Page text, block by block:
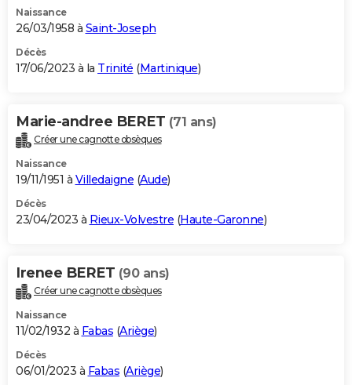
Naissance
26/03/1958 à Saint-Joseph
Décès
17/06/2023 à la Trinité (Martinique)
Marie-andree BERET (71 ans)
Créer une cagnotte obsèques
Naissance
19/11/1951 à Villedaigne (Aude)
Décès
23/04/2023 à Rieux-Volvestre (Haute-Garonne)
Irenee BERET (90 ans)
Créer une cagnotte obsèques
Naissance
11/02/1932 à Fabas (Ariège)
Décès
06/01/2023 à Fabas (Ariège)